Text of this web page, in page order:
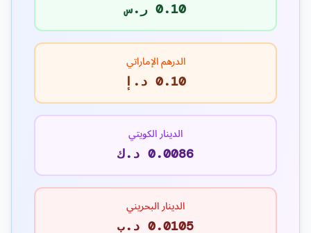
0.10 ر.س
الدرهم الإماراتي
0.10 د.إ
الدينار الكويتي
0.0086 د.ك
الدينار البحريني
0.0105 د.ب